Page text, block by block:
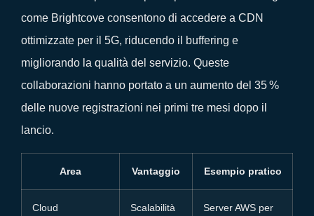
come Brightcove consentono di accedere a CDN
ottimizzate per il 5G, riducendo il buffering e
migliorando la qualità del servizio. Queste
collaborazioni hanno portato a un aumento del 35 %
delle nuove registrazioni nei primi tre mesi dopo il
lancio.
Area Vantaggio Esempio pratico
Cloud
Scalabilità
Server AWS per